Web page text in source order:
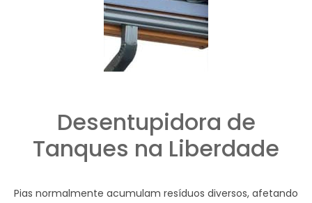
Desentupidora de
Tanques na Liberdade
Pias normalmente acumulam resíduos diversos, afetando